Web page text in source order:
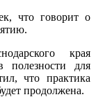
что говорит о
края
полезности для
что практика
продолжена.